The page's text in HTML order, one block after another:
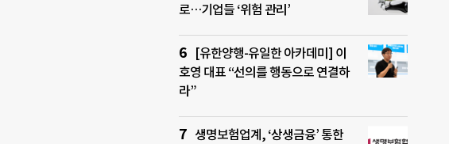
로…기업들 ‘위험 관리’
[유한양행-유일한 아카데미] 이
호영 대표 “선의를 행동으로 연결하
라”
생명보험업계, ‘상생금융’ 통한